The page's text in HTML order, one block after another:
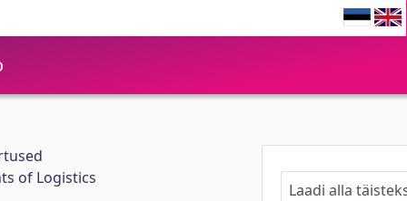
of Logistics
Laadi alla